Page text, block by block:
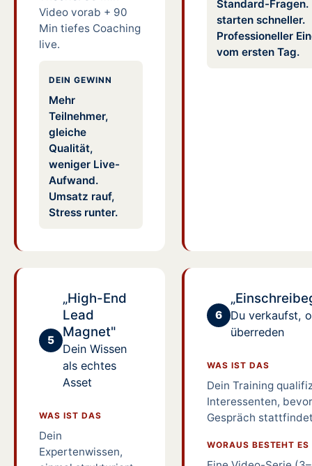
Video vorab + 90
Min tiefes Coaching
live.
DEIN GEWINN
Mehr
Teilnehmer,
gleiche
Qualität,
weniger Live-
Aufwand.
Umsatz rauf,
Stress runter.
Standard-Fragen.
starten schneller.
Professioneller
vom ersten Tag.
5
„High-End
Lead
Magnet"
Dein Wissen
als echtes
Asset
WAS IST DAS
Dein
Expertenwissen,
6
Du verkaufst,
überreden
WAS IST DAS
Dein Training
Interessenten,
Gespräch
WORAUS BESTEHT ES